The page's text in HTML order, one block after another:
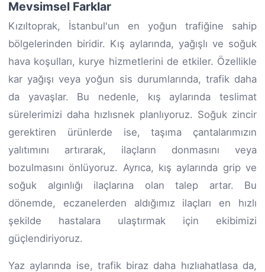
Mevsimsel Farklar
Kızıltoprak, İstanbul'un en yoğun trafiğine sahip
bölgelerinden biridir. Kış aylarında, yağışlı ve soğuk
hava koşulları, kurye hizmetlerini de etkiler. Özellikle
kar yağışı veya yoğun sis durumlarında, trafik daha
da yavaşlar. Bu nedenle, kış aylarında teslimat
sürelerimizi daha hızlısnek planlıyoruz. Soğuk zincir
gerektiren ürünlerde ise, taşıma çantalarımızın
yalıtımını artırarak, ilaçların donmasını veya
bozulmasını önlüyoruz. Ayrıca, kış aylarında grip ve
soğuk algınlığı ilaçlarına olan talep artar. Bu
dönemde, eczanelerden aldığımız ilaçları en hızlı
şekilde hastalara ulaştırmak için ekibimizi
güçlendiriyoruz.
Yaz aylarında ise, trafik biraz daha hızlıahatlasa da,